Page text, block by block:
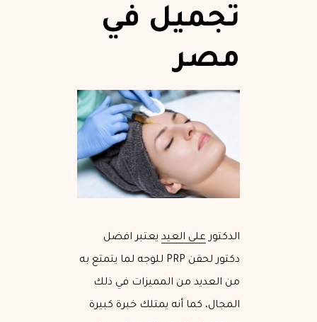
تجميل في
مصر
الدكتور علي العيد يعتبر افضل
دكتور لحقن PRP للوجه لما يتمتع به
من العديد من المميزات في ذلك
المجال، كما أنه يمتلك خبرة كبيرة